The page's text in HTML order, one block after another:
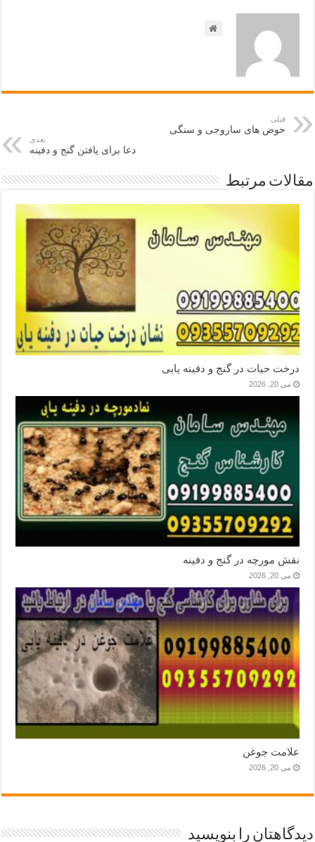
قبلی
حوض های ساروجی و سنگی
بعدی
دعا برای یافتن گنج و دفینه
مقالات مرتبط
درخت حیات در گنج و دفینه یابی
می 20, 2026
نقش مورچه در گنج و دفینه
می 20, 2026
علامت جوغن
می 20, 2026
دیدگاهتان را بنویسید